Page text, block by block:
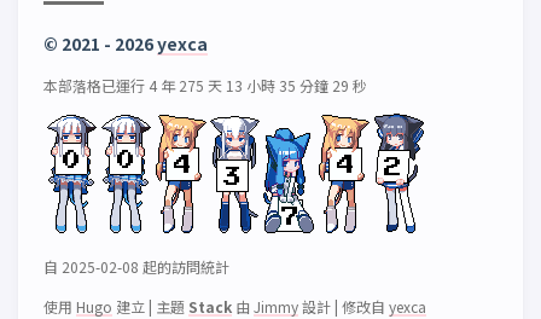
© 2021 - 2026yexca
本部落格已運行 4 年 275 天 13 小時 35 分鐘 29 秒
自 2025-02-08 起的訪問統計
使用 Hugo 建立 | 主題 Stack 由 Jimmy設計 | 修改自 yexca